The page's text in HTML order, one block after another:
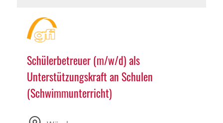
Schülerbetreuer (m/w/d) als
Unterstützungskraft an Schulen
(Schwimmunterricht)